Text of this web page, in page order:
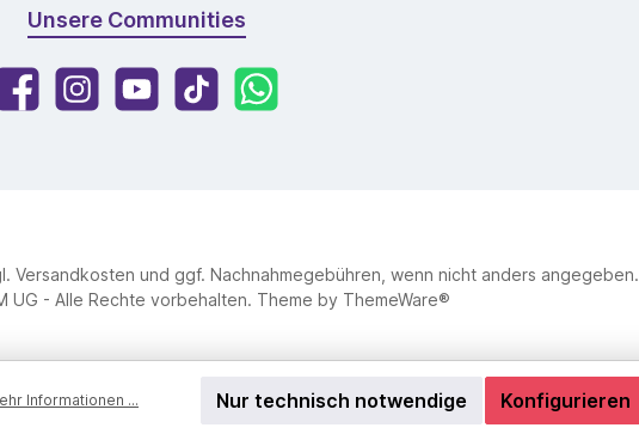
Unsere Communities
Versandkosten und ggf. Nachnahmegebühren, wenn nicht anders angegeben.
UG - Alle Rechte vorbehalten. Theme by ThemeWare®
Informationen ... Nur technisch notwendige Konfigurieren